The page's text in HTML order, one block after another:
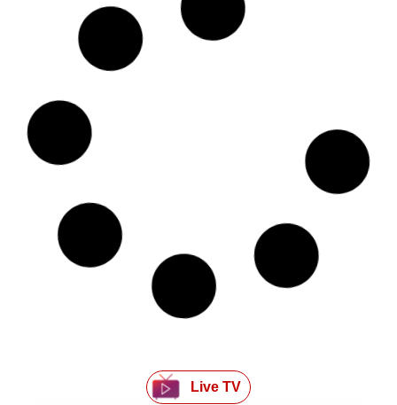
Live TV